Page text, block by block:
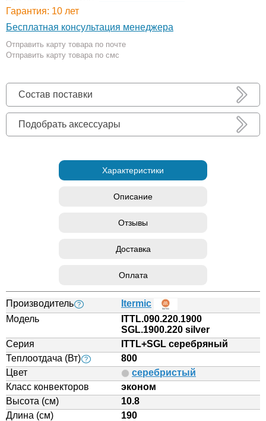
Гарантия: 10 лет
Бесплатная консультация менеджера
Отправить карту товара по почте
Отправить карту товара по смс
Состав поставки
Подобрать аксессуары
Характеристики
Описание
Отзывы
Доставка
Оплата
Производитель ?
Itermic
Модель
ITTL.090.220.1900
SGL.1900.220 silver
Серия
ITTL+SGL серебряный
Теплоотдача (Вт) ?
800
Цвет
серебристый
Класс конвекторов
эконом
Высота (см)
10.8
Длина (см)
190